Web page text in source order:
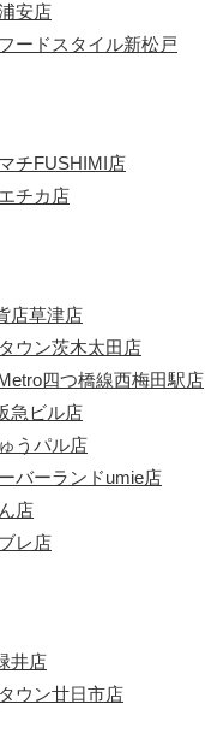
安店
ードスタイル新松戸
チFUSHIMI店
チカ店
店草津店
ウン茨木太田店
四つ橋線西梅田駅店
急ビル店
うパル店
バーランドumie店
店
レ店
井店
ウン廿日市店